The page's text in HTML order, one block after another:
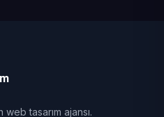
tasarım ajansı.